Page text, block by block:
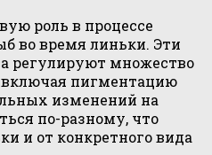
роль в процессе
во время линьки. Эти
регулируют множество
включая пигментацию
изменений на
по-разному, что
и от конкретного вида